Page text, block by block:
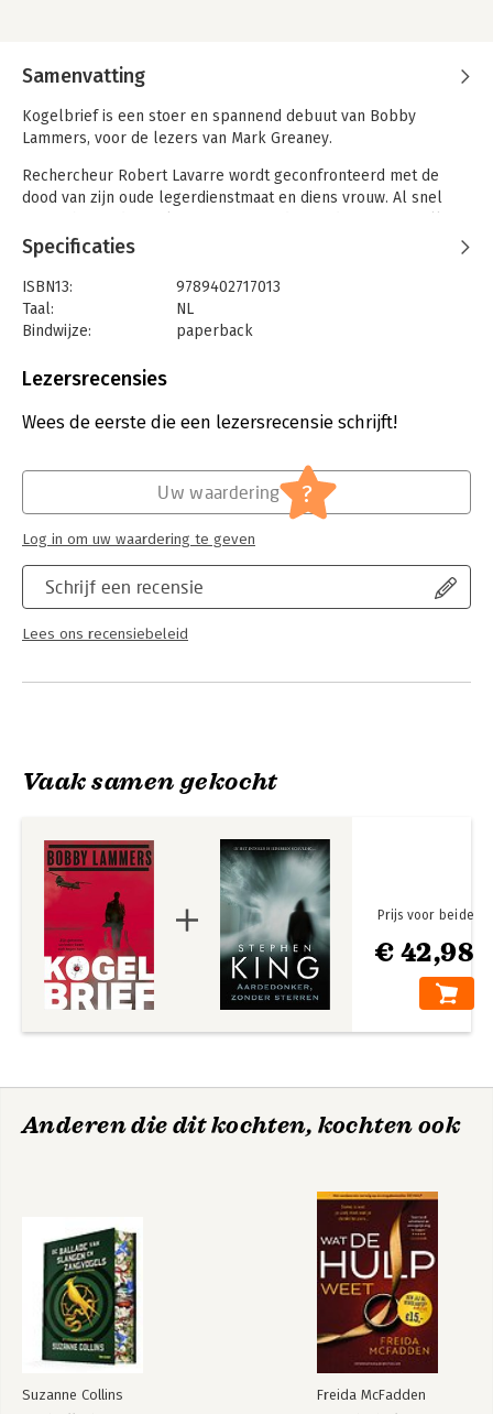
Samenvatting
Kogelbrief is een stoer en spannend debuut van Bobby
Lammers, voor de lezers van Mark Greaney.
Rechercheur Robert Lavarre wordt geconfronteerd met de
dood van zijn oude legerdienstmaat en diens vrouw. Al snel
ogen plotseling op Robert zijn gericht.
Vastbesloten om de waarheid te achterhalen bijt Robert zich
vast in de zaak. Wat hij niet beseft, is dat iemand hoe dan ook
wil voorkomen dat het verleden opgerakeld wordt, een
verleden dat zich afspeelde in de woestijn van Irak. Als de
dader zijn vizier op Robert richt, start er een race tegen de
klok...
Winnaar van de NBD Biblion Schaduwprijs
'Bobby Lammers neemt je echt mee in de militaire missie in
zijn hoofd, hij beschrijft de angsten die bij hem opkomen, de
spanning, de zenuwen.' Astrid Holleeder
Specificaties
ISBN13:
9789402717013
Taal:
NL
Bindwijze:
paperback
Uitgever:
Verschijningsdatum:
19-2-2025
Thrillers en spanning
Lezersrecensies
Wees de eerste die een lezersrecensie schrijft!
Schrijf een recensie
Lees ons recensiebeleid
Uw waardering ?
Log in om uw waardering te geven
Vaak samen gekocht
€ 42,98
Prijs voor beide
Anderen die dit kochten, kochten ook
Suzanne Collins Freida McFadden